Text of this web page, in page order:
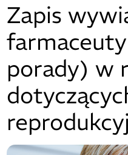
Zapis
porady) w